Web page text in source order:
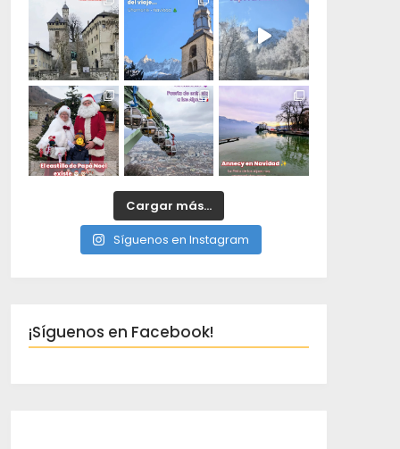
Cargar más...
Síguenos en Instagram
¡Síguenos en Facebook!